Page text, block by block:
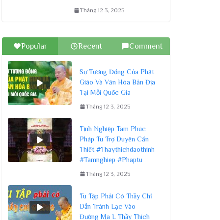
Tháng 12 3, 2025
Popular Recent Comment
Sự Tương Đồng Của Phật
Giáo Và Văn Hóa Bản Địa
Tại Mỗi Quốc Gia
Tháng 12 3, 2025
Tịnh Nghiệp Tam Phúc
Pháp Tu Trợ Duyên Cần
Thiết #Thaythichdaothinh
#Tamnghiep #Phaptu
Tháng 12 3, 2025
Tu Tập Phải Có Thầy Chỉ
Dẫn Tránh Lạc Vào
Đường Ma L Thầy Thích